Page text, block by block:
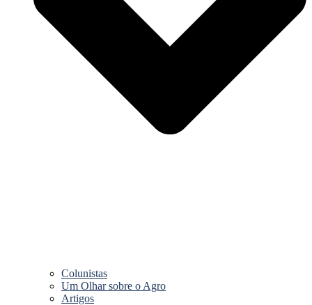
Colunistas
Um Olhar sobre o Agro
Artigos